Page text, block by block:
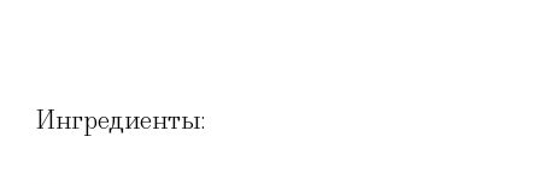
Ингредиенты: